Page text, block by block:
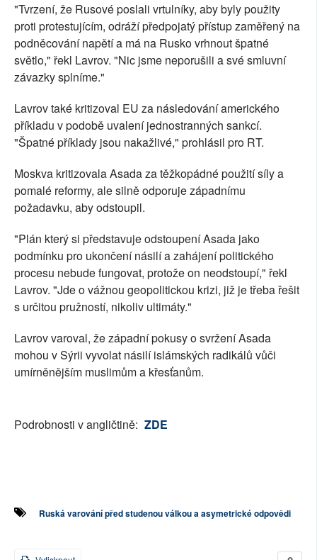
"Tvrzení, že Rusové poslali vrtulníky, aby byly použity
proti protestujícím, odráží předpojatý přístup zaměřený na
podněcování napětí a má na Rusko vrhnout špatné
světlo," řekl Lavrov. "Nic jsme neporušili a své smluvní
závazky splníme."
Lavrov také kritizoval EU za následování amerického
příkladu v podobě uvalení jednostranných sankcí.
"Špatné příklady jsou nakažlivé," prohlásil pro RT.
Moskva kritizovala Asada za těžkopádné použití síly a
pomalé reformy, ale silně odporuje západnímu
požadavku, aby odstoupil.
"Plán který si představuje odstoupení Asada jako
podmínku pro ukončení násilí a zahájení politického
procesu nebude fungovat, protože on neodstoupí," řekl
Lavrov. "Jde o vážnou geopolitickou krizi, již je třeba řešit
s určitou pružností, nikoliv ultimáty."
Lavrov varoval, že západní pokusy o svržení Asada
mohou v Sýrii vyvolat násilí islámských radikálů vůči
umírněnějším muslimům a křesťanům.
Podrobnosti v angličtině: ZDE
Ruská varování před studenou válkou a asymetrické odpovědi